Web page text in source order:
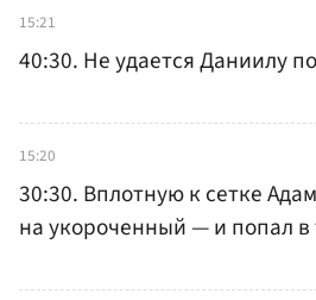
15:21
40:30. Не удается Даниилу
15:20
30:30. Вплотную к сетке
на укороченный — и попал в